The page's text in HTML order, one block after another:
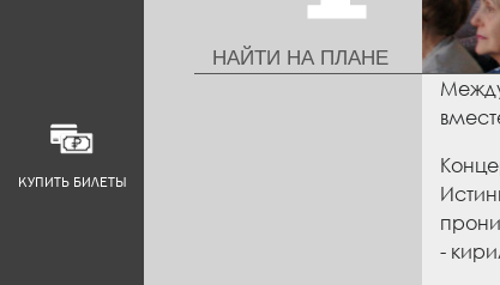
КУПИТЬ БИЛЕТЫ
НАЙТИ НА ПЛАНЕ
-